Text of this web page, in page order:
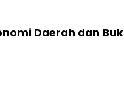
Daerah dan